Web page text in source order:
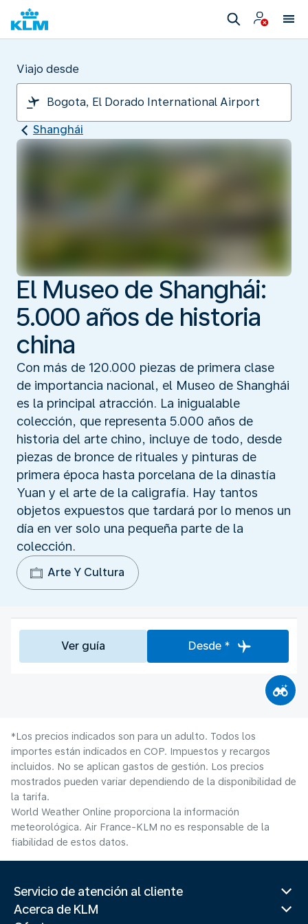
Viajo desde
Shanghái
El Museo de Shanghái:
5.000 años de historia
china
Con más de 120.000 piezas de primera clase
de importancia nacional, el Museo de Shanghái
es la principal atracción. La inigualable
colección, que representa 5.000 años de
historia del arte chino, incluye de todo, desde
piezas de bronce de rituales y pinturas de
primera época hasta porcelana de la dinastía
Yuan y el arte de la caligrafía. Hay tantos
objetos expuestos que tardará por lo menos un
día en ver solo una pequeña parte de la
colección.
Arte Y Cultura
Ver guía Desde *
*Los precios indicados son para un adulto. Todos los
importes están indicados en COP. Impuestos y recargos
incluidos. No se aplican gastos de gestión. Los precios
mostrados pueden variar dependiendo de la disponibilidad de
la tarifa.
World Weather Online proporciona la información
meteorológica. Air France-KLM no es responsable de la
fiabilidad de estos datos.
Servicio de atención al cliente
Acerca de KLM